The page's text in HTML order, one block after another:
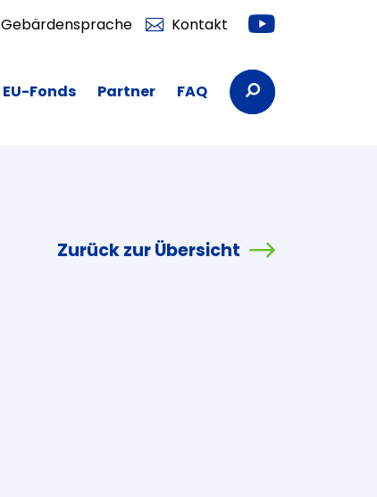
Gebärdensprache Kontakt Youtube
EU-Fonds Partner FAQ Suchbegriffe
Zurück zur Übersicht